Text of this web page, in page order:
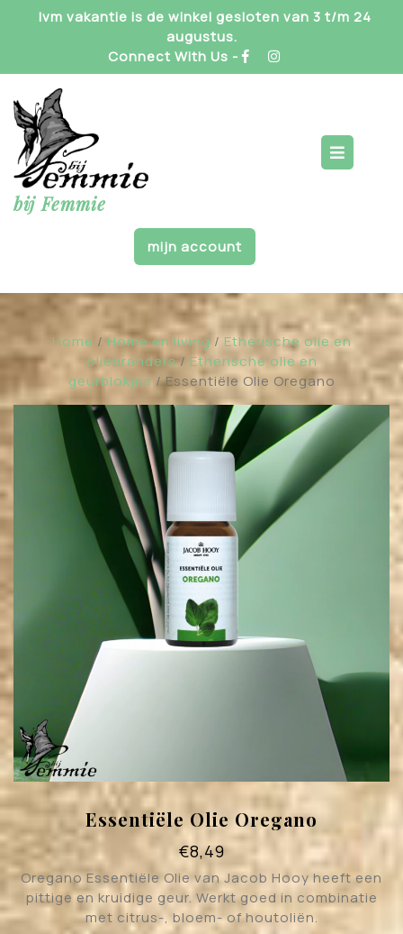
Ivm vakantie is de winkel gesloten van 3 t/m 24
augustus.
Connect With Us -
bij Femmie
mijn account
Home /Home en living / Etherische olie en
oliebranders/ Etherische olie en
geurblokjes/ Essentiële Olie Oregano
Essentiële Olie Oregano
€8,49
Oregano Essentiële Olie van Jacob Hooy heeft een
pittige en kruidige geur. Werkt goed in combinatie
met citrus-, bloem- of houtoliën.